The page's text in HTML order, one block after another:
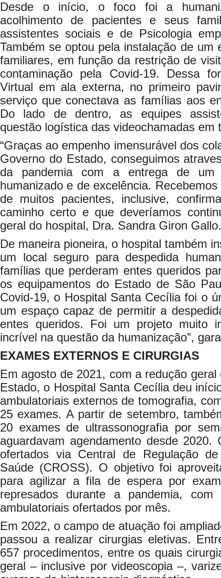
Desde o início, o foco foi a
acolhimento de pacientes e seus
assistentes sociais e de Psicologia
Também se optou pela instalação de um
familiares, em função da restrição de
contaminação pela Covid-19. Dessa
Virtual em ala externa, no primeiro
serviço que conectava as famílias aos
Do lado de dentro, as equipes
questão logística das videochamadas em
“Graças ao empenho imensurável dos
Governo do Estado, conseguimos
da pandemia com a entrega de um
humanizado e de excelência.
de muitos pacientes, inclusive,
caminho certo e que deveríamos
geral do hospital, Dra. Sandra Giron Gallo.
De maneira pioneira, o hospital também
um local seguro para despedida
famílias que perderam entes queridos
os equipamentos do Estado de São
Covid-19, o Hospital Santa Cecília foi o
um espaço capaz de permitir a
entes queridos. Foi um projeto muito
incrível na questão da humanização”,
EXAMES EXTERNOS E CIRURGIAS
Em agosto de 2021, com a redução
Estado, o Hospital Santa Cecília deu
ambulatoriais externos de tomografia,
25 exames. A partir de setembro,
20 exames de ultrassonografia por
aguardavam agendamento desde 2020.
ofertados via Central de Regulação
Saúde (CROSS). O objetivo foi
para agilizar a fila de espera por
represados durante a pandemia,
ambulatoriais ofertados por mês.
Em 2022, o campo de atuação foi
passou a realizar cirurgias eletivas.
657 procedimentos, entre os quais
geral – inclusive por videoscopia –,